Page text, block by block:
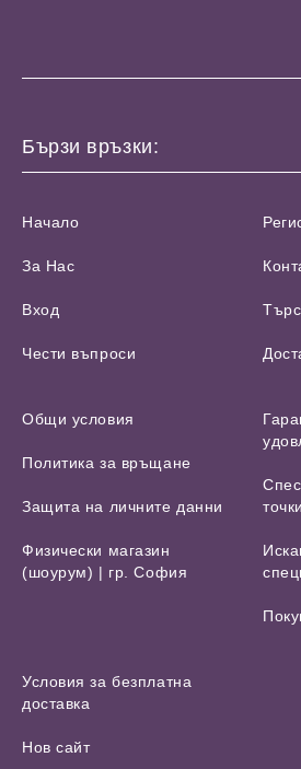
Бързи връзки:
Начало
За Нас
Вход
Чести въпроси
Общи условия
Политика за връщане
Защита на личните данни
Физически магазин
(шоурум) | гр. София
Условия за безплатна
доставка
Нов сайт